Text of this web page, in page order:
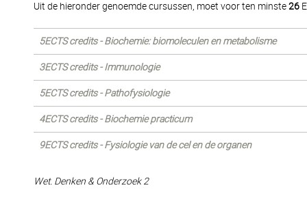
Uit de hieronder genoemde cursussen, moet voor ten minste26
5ECTS credits - Biochemie: biomoleculen en metabolisme
3ECTS credits - Immunologie
5ECTS credits - Pathofysiologie
4ECTS credits - Biochemie practicum
9ECTS credits - Fysiologie van de cel en de organen
Wet. Denken & Onderzoek 2